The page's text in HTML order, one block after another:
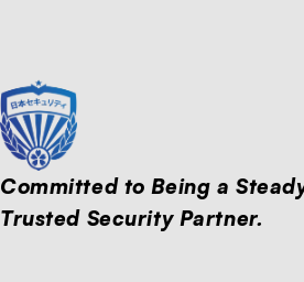
Committed to Being a
Trusted Security Partner.